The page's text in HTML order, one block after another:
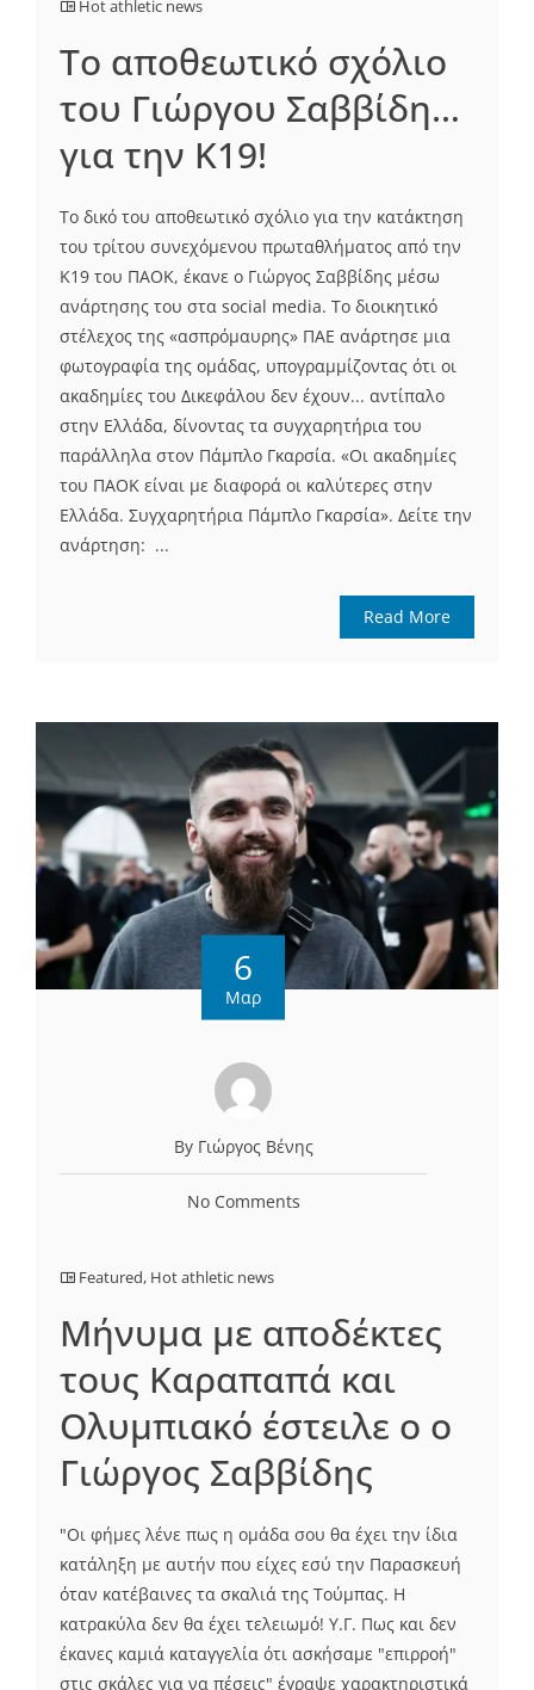
Hot athletic news
Το αποθεωτικό σχόλιο
του Γιώργου Σαββίδη…
για την Κ19!
Το δικό του αποθεωτικό σχόλιο για την κατάκτηση
του τρίτου συνεχόμενου πρωταθλήματος από την
Κ19 του ΠΑΟΚ, έκανε ο Γιώργος Σαββίδης μέσω
ανάρτησης του στα social media. Το διοικητικό
στέλεχος της «ασπρόμαυρης» ΠΑΕ ανάρτησε μια
φωτογραφία της ομάδας, υπογραμμίζοντας ότι οι
ακαδημίες του Δικεφάλου δεν έχουν... αντίπαλο
στην Ελλάδα, δίνοντας τα συγχαρητήρια του
παράλληλα στον Πάμπλο Γκαρσία. «Οι ακαδημίες
του ΠΑΟΚ είναι με διαφορά οι καλύτερες στην
Ελλάδα. Συγχαρητήρια Πάμπλο Γκαρσία». Δείτε την
ανάρτηση: ...
Read More
6
Μαρ
By Γιώργος Βένης
No Comments
Featured, Hot athletic news
Μήνυμα με αποδέκτες
τους Καραπαπά και
Ολυμπιακό έστειλε ο ο
Γιώργος Σαββίδης
"Οι φήμες λένε πως η ομάδα σου θα έχει την ίδια
κατάληξη με αυτήν που είχες εσύ την Παρασκευή
όταν κατέβαινες τα σκαλιά της Τούμπας. Η
κατρακύλα δεν θα έχει τελειωμό! Υ.Γ. Πως και δεν
έκανες καμιά καταγγελία ότι ασκήσαμε "επιρροή"
στις σκάλες για να πέσεις" έγραψε χαρακτηριστικά